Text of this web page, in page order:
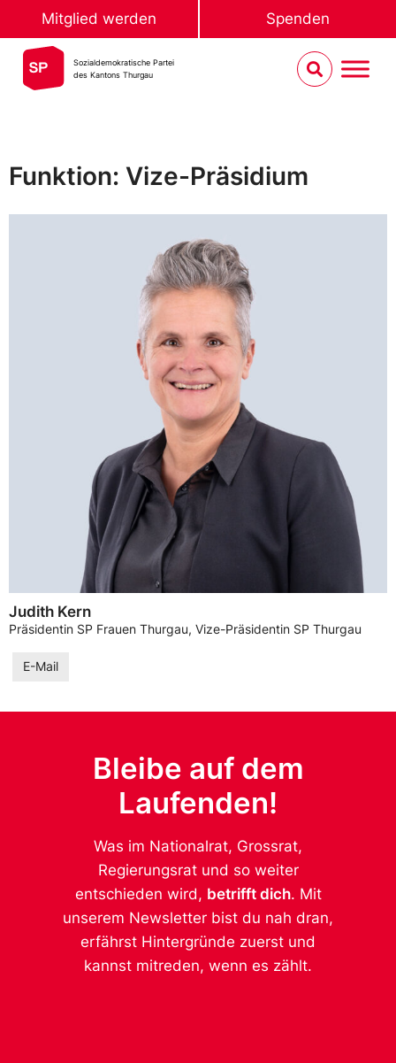
Mitglied werden Spenden
Sozialdemokratische Partei
des Kantons Thurgau
Funktion: Vize-Präsidium
Judith Kern
Präsidentin SP Frauen Thurgau, Vize-Präsidentin SP Thurgau
E-Mail
Bleibe auf dem
Laufenden!
Was im Nationalrat, Grossrat,
Regierungsrat und so weiter
entschieden wird, betrifft dich. Mit
unserem Newsletter bist du nah dran,
erfährst Hintergründe zuerst und
kannst mitreden, wenn es zählt.